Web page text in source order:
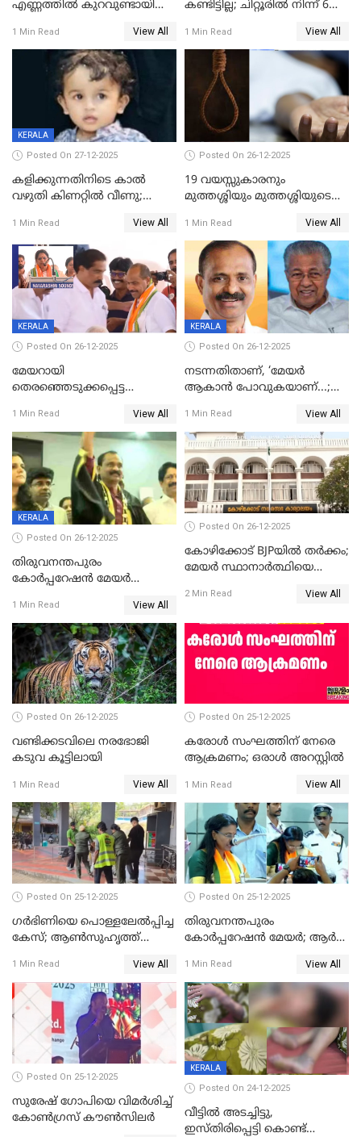
എണ്ണത്തിൽ കുറവുണ്ടായിട്ടും
കുതിച്ചുയരുന്നു
1 Min Read View All
കണ്ടിട്ടില്ല; ചിറ്റൂരിൽ നിന്ന് 6
1 Min Read View All
KERALA
Posted On 27-12-2025
കളിക്കുന്നതിനിടെ കാൽ
വഴുതി കിണറ്റിൽ വീണു;
ദാരുണാന്ത്യം
1 Min Read View All
Posted On 26-12-2025
19 വയസ്സുകാരനും
മുത്തശ്ശിയും മുത്തശ്ശിയുടെ
മരിച്ചനിലയിൽ
1 Min Read View All
KERALA
Posted On 26-12-2025
മേയറായി
തെരഞ്ഞെടുക്കപ്പെട്ട
ആദ്യ വോട്ട് അസാധു; കണ്ണൂർ
ഡെപ്യൂട്ടി മേയർ സ്ഥാനത്ത്
താഹിറിന് വിജയം
1 Min Read View All
KERALA
Posted On 26-12-2025
നടന്നതിതാണ്, ‘മേയർ
ആകാൻ പോവുകയാണ്...;
മുഖ്യമന്ത്രിയുടെ ഓഫീസ്
തന്നെ വിശദീകരിയ്ക്കുന്നു;
സത്യമിതാണ്
1 Min Read View All
KERALA
Posted On 26-12-2025
തിരുവനന്തപുരം
കോര്‍പ്പറേഷന്‍ മേയര്‍
ഹൈക്കോടതിയിലേക്ക്;
സത്യപ്രതിജ്ഞ ചടങ്ങില്‍
ചട്ടലംഘനമെന്ന് പാർട്ടി
1 Min Read View All
Posted On 26-12-2025
കോഴിക്കോട് BJPയിൽ തർക്കം;
മേയർ സ്ഥാനാർത്ഥിയെ
2 Min Read View All
Posted On 26-12-2025
വണ്ടിക്കടവിലെ നരഭോജി
കടുവ കൂട്ടിലായി
1 Min Read View All
Posted On 25-12-2025
കരോള്‍ സംഘത്തിന് നേരെ
ആക്രമണം; ഒരാള്‍ അറസ്റ്റില്‍
1 Min Read View All
Posted On 25-12-2025
ഗര്‍ഭിണിയെ പൊള്ളലേല്‍പ്പിച്ച
കേസ്; ആണ്‍സുഹൃത്ത്
1 Min Read View All
Posted On 25-12-2025
തിരുവനന്തപുരം
കോര്‍പ്പറേഷന്‍ മേയർ; ആര്‍
1 Min Read View All
Posted On 25-12-2025
സുരേഷ് ഗോപിയെ വിമര്‍ശിച്ച്
കോണ്‍ഗ്രസ് കൗണ്‍സിലര്‍
KERALA
Posted On 24-12-2025
വീട്ടിൽ അടച്ചിട്ടു,
ഇസ്തിരിപ്പെട്ടി കൊണ്ട്